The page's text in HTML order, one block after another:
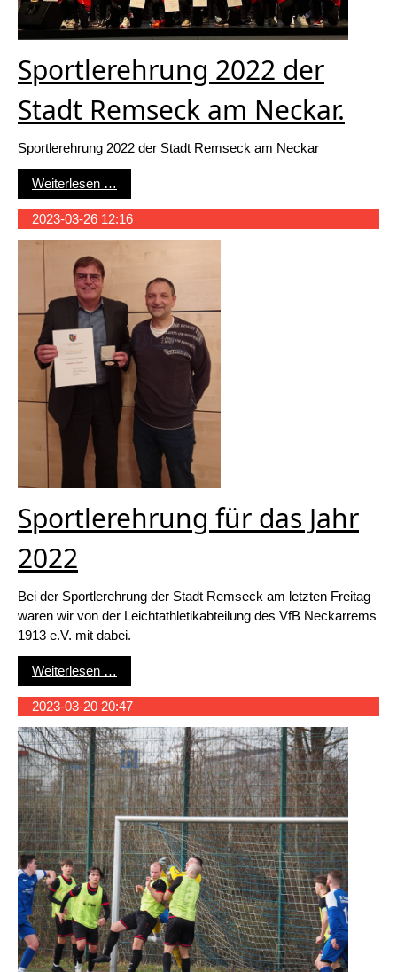
Sportlerehrung 2022 der
Stadt Remseck am Neckar.
Sportlerehrung 2022 der Stadt Remseck am Neckar
Weiterlesen …
2023-03-26 12:16
Sportlerehrung für das Jahr
2022
Bei der Sportlerehrung der Stadt Remseck am letzten Freitag
waren wir von der Leichtathletikabteilung des VfB Neckarrems
1913 e.V. mit dabei.
Weiterlesen …
2023-03-20 20:47